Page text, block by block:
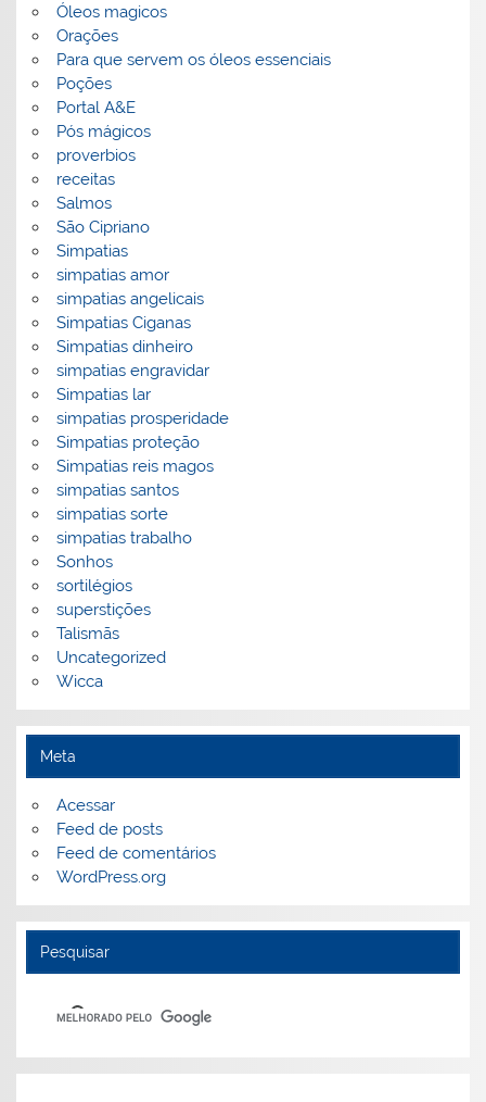
Óleos magicos
Orações
Para que servem os óleos essenciais
Poções
Portal A&E
Pós mágicos
proverbios
receitas
Salmos
São Cipriano
Simpatias
simpatias amor
simpatias angelicais
Simpatias Ciganas
Simpatias dinheiro
simpatias engravidar
Simpatias lar
simpatias prosperidade
Simpatias proteção
Simpatias reis magos
simpatias santos
simpatias sorte
simpatias trabalho
Sonhos
sortilégios
superstições
Talismãs
Uncategorized
Wicca
Meta
Acessar
Feed de posts
Feed de comentários
WordPress.org
Pesquisar